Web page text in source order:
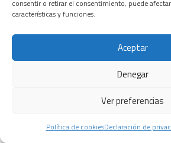
consentir o retirar el consentimiento, puede
características y funciones.
Aceptar
Denegar
Ver preferencias
Política de cookiesDeclaración de
ciertos
patrones del
sueño
enfermedades
23 JULIO, 2026
La prevención,
el diagnóstico y
los avances
terapéuticos,
claves para la